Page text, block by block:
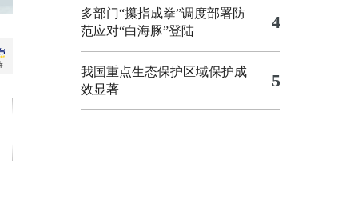
多部门“攥指成拳”调度部署防
范应对“白海豚”登陆
4
我国重点生态保护区域保护成
效显著
5